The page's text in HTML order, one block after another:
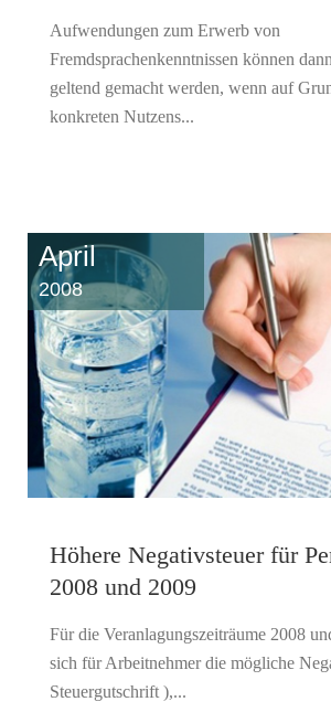
Aufwendungen zum Erwerb von
Fremdsprachenkenntnissen können
geltend gemacht werden, wenn auf
konkreten Nutzens...
April
2008
Höhere Negativsteuer für
2008 und 2009
Für die Veranlagungszeiträume 2008
sich für Arbeitnehmer die mögliche
Steuergutschrift ),...